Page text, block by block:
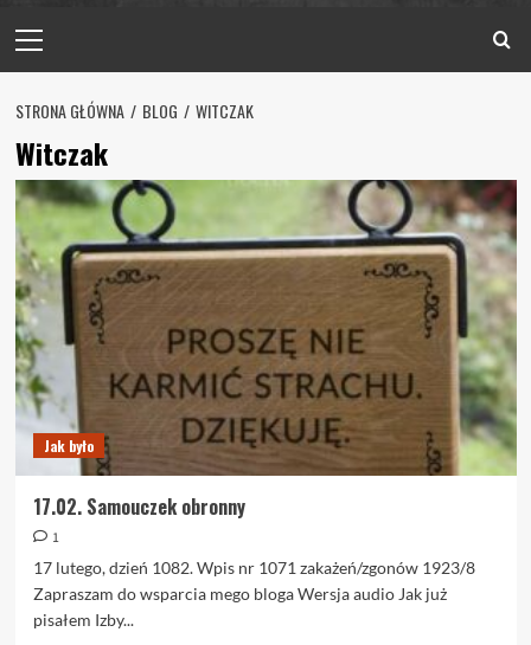
Menu
STRONA GŁÓWNA BLOG WITCZAK
Witczak
Jak było
17.02. Samouczek obronny
1
17 lutego, dzień 1082. Wpis nr 1071 zakażeń/zgonów 1923/8
Zapraszam do wsparcia mego bloga Wersja audio Jak już
pisałem Izby...